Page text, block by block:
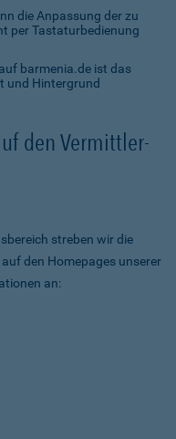
die Anpassung der zu
per Tastaturbedienung
barmenia.de ist das
und Hintergrund
den Vermittler-
streben wir die
den Homepages unserer
an: